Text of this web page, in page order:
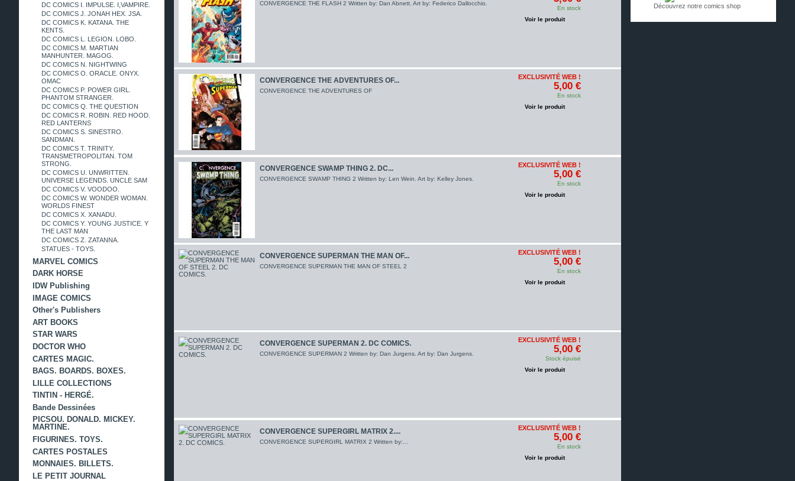
DC COMICS I. IMPULSE. I,VAMPIRE.
DC COMICS J. JONAH HEX. JSA.
DC COMICS K. KATANA. THE
KENTS.
DC COMICS L. LEGION. LOBO.
DC COMICS M. MARTIAN
MANHUNTER. MAGOG.
DC COMICS N. NIGHTWING
DC COMICS O. ORACLE. ONYX.
OMAC
DC COMICS P. POWER GIRL.
PHANTOM STRANGER.
DC COMICS Q. THE QUESTION
DC COMICS R. ROBIN. RED HOOD.
RED LANTERNS
DC COMICS S. SINESTRO.
SANDMAN.
DC COMICS T. TRINITY.
TRANSMETROPOLITAN. TOM
STRONG.
DC COMICS U. UNWRITTEN.
UNIVERSE LEGENDS. UNCLE SAM
DC COMICS V. VOODOO.
DC COMICS W. WONDER WOMAN.
WORLDS FINEST
DC COMICS X. XANADU.
DC COMICS Y. YOUNG JUSTICE. Y
THE LAST MAN
DC COMICS Z. ZATANNA.
STATUES - TOYS.
MARVEL COMICS
DARK HORSE
IDW Publishing
IMAGE COMICS
Other's Publishers
ART BOOKS
STAR WARS
DOCTOR WHO
CARTES MAGIC.
BAGS. BOARDS. BOXES.
LILLE COLLECTIONS
TINTIN - HERGÉ.
Bande Dessinées
PICSOU. DONALD. MICKEY.
MARTINE.
FIGURINES. TOYS.
CARTES POSTALES
MONNAIES. BILLETS.
LE PETIT JOURNAL
CONVERGENCE THE FLASH 2 Written by: Dan Abnett. Art by: Federico Dallocchio.
En stock
Voir le produit
CONVERGENCE THE ADVENTURES OF...
CONVERGENCE THE ADVENTURES OF
EXCLUSIVITÉ WEB !
5,00 €
En stock
Voir le produit
CONVERGENCE SWAMP THING 2. DC...
CONVERGENCE SWAMP THING 2 Written by: Len Wein. Art by: Kelley Jones.
EXCLUSIVITÉ WEB !
5,00 €
En stock
Voir le produit
CONVERGENCE SUPERMAN THE MAN OF...
CONVERGENCE SUPERMAN THE MAN OF STEEL 2
EXCLUSIVITÉ WEB !
5,00 €
En stock
Voir le produit
CONVERGENCE SUPERMAN 2. DC COMICS.
CONVERGENCE SUPERMAN 2 Written by: Dan Jurgens. Art by: Dan Jurgens.
EXCLUSIVITÉ WEB !
5,00 €
Stock épuisé
Voir le produit
CONVERGENCE SUPERGIRL MATRIX 2....
CONVERGENCE SUPERGIRL MATRIX 2 Written by:...
EXCLUSIVITÉ WEB !
5,00 €
En stock
Voir le produit
Découvrez notre comics shop